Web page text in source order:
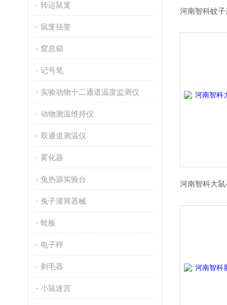
转运鼠笼
鼠笼挂签
窒息箱
记号笔
实验动物十二通道温度监测仪
动物测温维持仪
双通道测温仪
雾化器
兔热源实验台
兔子灌胃器械
蛙板
电子秤
剃毛器
小鼠迷宫